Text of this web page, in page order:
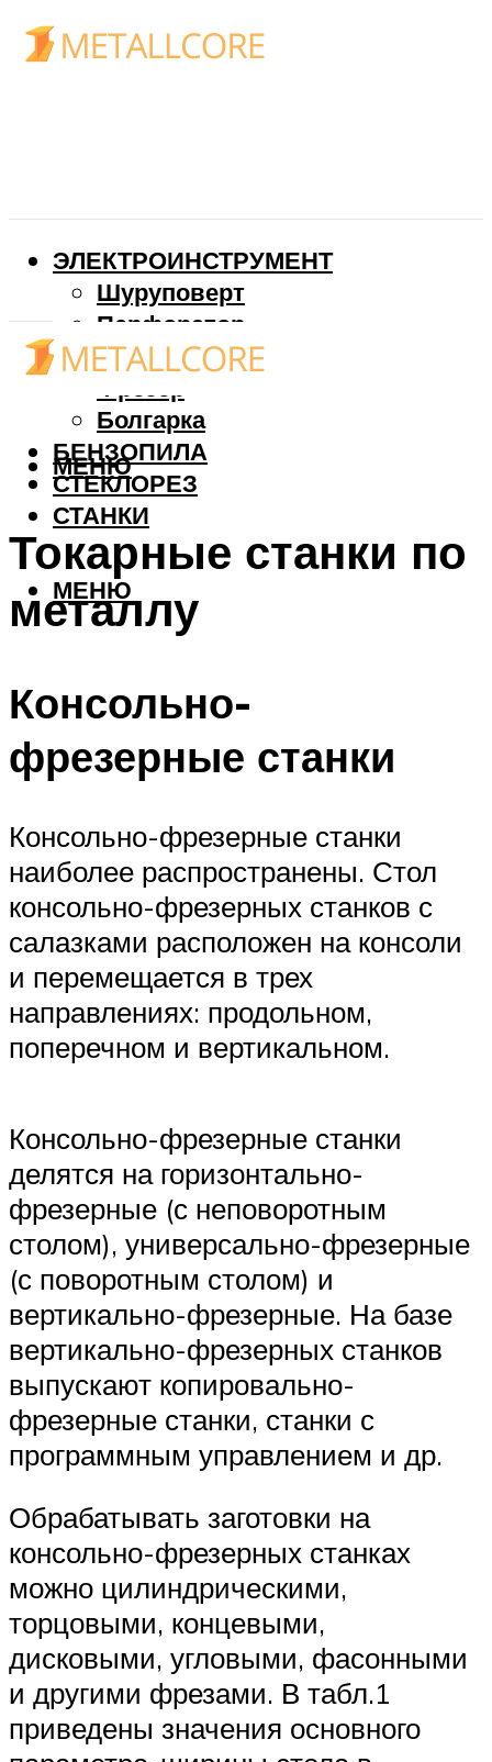
ЭЛЕКТРОИНСТРУМЕНТ
Шуруповерт
Перфоратор
Дрель
Фрезер
Болгарка
БЕНЗОПИЛА
СТЕКЛОРЕЗ
СТАНКИ
МЕНЮ
МЕНЮ
Токарные станки по
металлу
Консольно-
фрезерные станки
Консольно-фрезерные станки
наиболее распространены. Стол
консольно-фрезерных станков с
салазками расположен на консоли
и перемещается в трех
направлениях: продольном,
поперечном и вертикальном.
Консольно-фрезерные станки
делятся на горизонтально-
фрезерные (с неповоротным
столом), универсально-фрезерные
(с поворотным столом) и
вертикально-фрезерные. На базе
вертикально-фрезерных станков
выпускают копировально-
фрезерные станки, станки с
программным управлением и др.
Обрабатывать заготовки на
консольно-фрезерных станках
можно цилиндрическими,
торцовыми, концевыми,
дисковыми, угловыми, фасонными
и другими фрезами. В табл.1
приведены значения основного